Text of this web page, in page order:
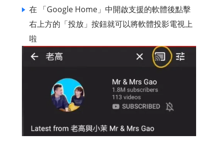
在 「Google Home」中開啟支援的軟體後點擊
右上方的「投放」按鈕就可以將軟體投影電視上
啦